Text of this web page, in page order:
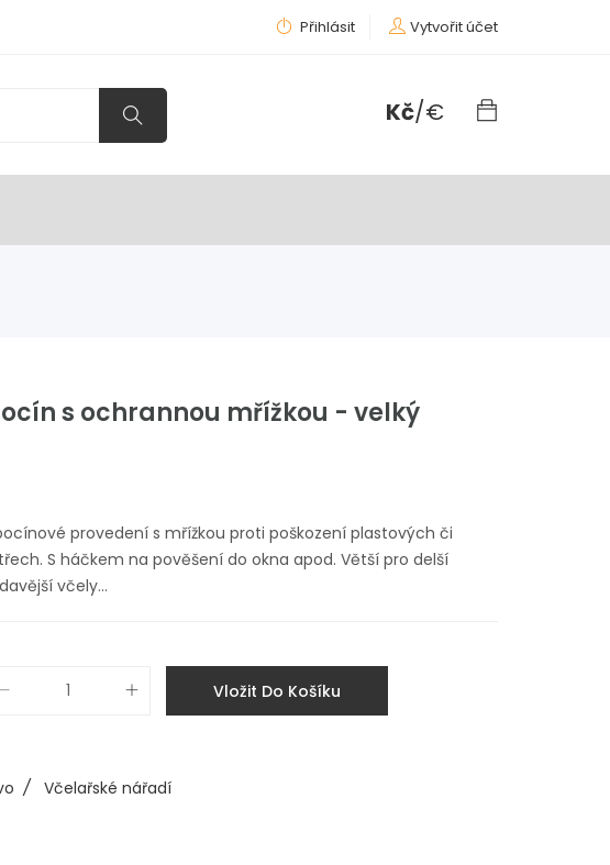
Přihlásit Vytvořit účet
Kč/€
s ochrannou mřížkou - velký
provedení s mřížkou proti poškození plastových či
S háčkem na pověšení do okna apod. Větší pro delší
včely...
Vložit Do Košíku
/ Včelařské nářadí